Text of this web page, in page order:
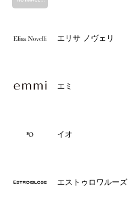
エリサ ノヴェリ
エミ
イオ
エストゥロワルーズ